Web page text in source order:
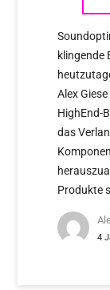
klingende
Alex
HighEnd-
das
Produkte
4